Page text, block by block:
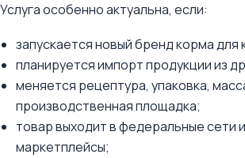
Услуга особенно актуальна, если:
запускается новый бренд корма для
планируется импорт продукции из
меняется рецептура, упаковка,
производственная площадка;
товар выходит в федеральные сети
маркетплейсы;